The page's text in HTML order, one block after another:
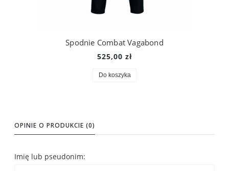
Spodnie Combat Vagabond
525,00 zł
Do koszyka
OPINIE O PRODUKCIE (0)
Imię lub pseudonim: